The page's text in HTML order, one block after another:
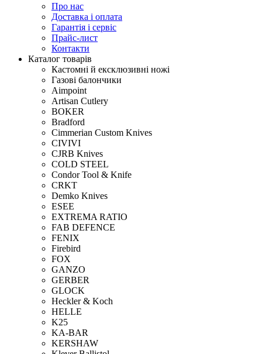
Про нас
Доставка і оплата
Гарантія і сервіс
Прайс-лист
Контакти
Каталог товарів
Кастомні й ексклюзивні ножі
Газові балончики
Aimpoint
Artisan Cutlery
BOKER
Bradford
Cimmerian Custom Knives
CIVIVI
CJRB Knives
COLD STEEL
Condor Tool & Knife
CRKT
Demko Knives
ESEE
EXTREMA RATIO
FAB DEFENCE
FENIX
Firebird
FOX
GANZO
GERBER
GLOCK
Heckler & Koch
HELLE
K25
KA-BAR
KERSHAW